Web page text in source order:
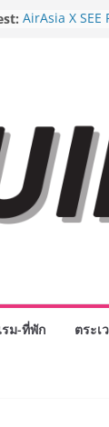
AirAsia X
ระดับผลิตภัณ
พาณิชย์อย่างยั่ง
LORDNINE จั
ปะทะ ฟิลิปปินส์
Lord” เปิดสง
ฉลองเซิร์ฟเวอร์
Guangzhou
เขาให้พร้อมเ
8.8 “ซูเลียน”
พร้อมฟรีคอนเ
ม-ที่พัก ตระเ